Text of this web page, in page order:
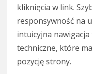
kliknięcia w link.
responsywność na
intuicyjna
techniczne, które
pozycję strony.